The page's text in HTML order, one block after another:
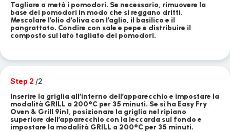
Tagliare a metà i pomodori. Se necessario, rimuovere la
base dei pomodori in modo che si reggano dritti.
Mescolare l’olio d’oliva con l’aglio, il basilico e il
pangrattato. Condire con sale e pepe e distribuire il
composto sul lato tagliato dei pomodori.
Step 2 /2
Inserire la griglia all’interno dell’apparecchio e impostare la
modalità GRILL a 200°C per 35 minuti. Se si ha Easy Fry
Oven & Grill 9in1, posizionare la griglia nel ripiano
superiore dell’apparecchio con la leccarda sul fondo e
impostare la modalità GRILL a 200°C per 35 minuti.